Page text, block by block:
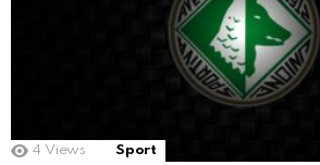
4 Views Sport